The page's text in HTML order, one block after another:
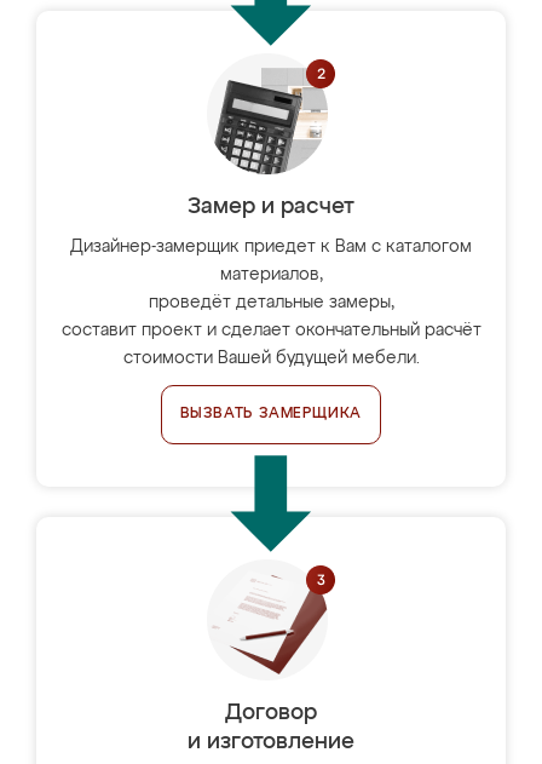
Замер и расчет
Дизайнер-замерщик приедет к Вам с каталогом
материалов,
проведёт детальные замеры,
составит проект и сделает окончательный расчёт
стоимости Вашей будущей мебели.
ВЫЗВАТЬ ЗАМЕРЩИКА
Договор
и изготовление